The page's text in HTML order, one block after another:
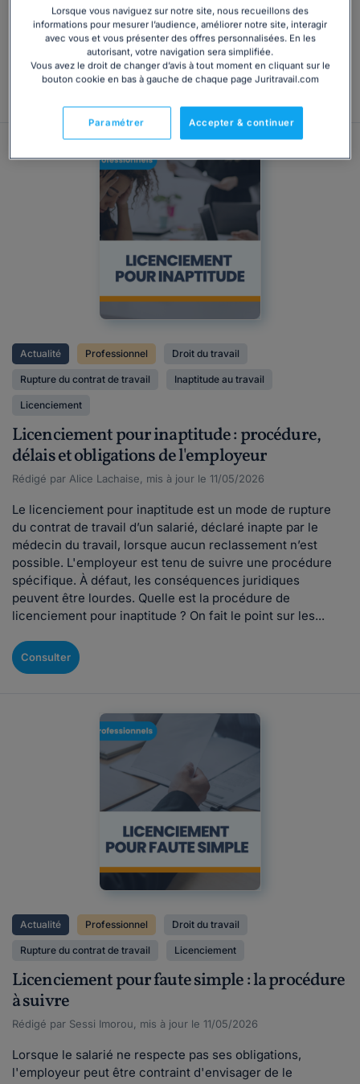
à l’issue de la Commission mixte paritaire. Cette réforme,
largement étoffée au fil des débats, comporte désormais
plus d’une centaine de mesures...
Consulter
Actualité Professionnel Droit du travail
Rupture du contrat de travail Inaptitude au travail
Licenciement
Licenciement pour inaptitude : procédure,
délais et obligations de l'employeur
Rédigé par Alice Lachaise, mis à jour le 11/05/2026
Le licenciement pour inaptitude est un mode de rupture
du contrat de travail d’un salarié, déclaré inapte par le
médecin du travail, lorsque aucun reclassement n’est
possible. L'employeur est tenu de suivre une procédure
spécifique. À défaut, les conséquences juridiques
peuvent être lourdes. Quelle est la procédure de
licenciement pour inaptitude ? On fait le point sur les...
Consulter
Actualité Professionnel Droit du travail
Rupture du contrat de travail Licenciement
Licenciement pour faute simple : la procédure
à suivre
Rédigé par Sessi Imorou, mis à jour le 11/05/2026
Lorsque le salarié ne respecte pas ses obligations,
l'employeur peut être contraint d'envisager de le
Lorsque vous naviguez sur notre site, nous recueillons des
informations pour mesurer l’audience, améliorer notre site, interagir
avec vous et vous présenter des offres personnalisées. En les
autorisant, votre navigation sera simplifiée.
Vous avez le droit de changer d’avis à tout moment en cliquant sur le
bouton cookie en bas à gauche de chaque page Juritravail.com
Accepter & continuer
Paramétrer